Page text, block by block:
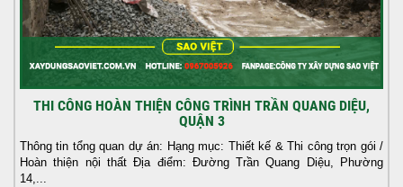
THI CÔNG HOÀN THIỆN CÔNG TRÌNH TRẦN QUANG DIỆU,
QUẬN 3
Thông tin tổng quan dự án: Hạng mục: Thiết kế & Thi công trọn gói /
Hoàn thiện nội thất Địa điểm: Đường Trần Quang Diệu, Phường
14,...